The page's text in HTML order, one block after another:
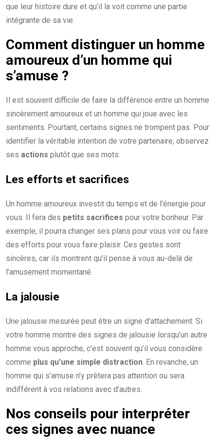
que leur histoire dure et qu’il la voit comme une partie
intégrante de sa vie.
Comment distinguer un homme
amoureux d’un homme qui
s’amuse ?
Il est souvent difficile de faire la différence entre un homme
sincèrement amoureux et un homme qui joue avec les
sentiments. Pourtant, certains signes ne trompent pas. Pour
identifier la véritable intention de votre partenaire, observez
ses actions plutôt que ses mots.
Les efforts et sacrifices
Un homme amoureux investit du temps et de l’énergie pour
vous. Il fera des petits sacrifices pour votre bonheur. Par
exemple, il pourra changer ses plans pour vous voir ou faire
des efforts pour vous faire plaisir. Ces gestes sont
sincères, car ils montrent qu’il pense à vous au-delà de
l’amusement momentané.
La jalousie
Une jalousie mesurée peut être un signe d’attachement. Si
votre homme montre des signes de jalousie lorsqu’un autre
homme vous approche, c’est souvent qu’il vous considère
comme plus qu’une simple distraction. En revanche, un
homme qui s’amuse n’y prêtera pas attention ou sera
indifférent à vos relations avec d’autres.
Nos conseils pour interpréter
ces signes avec nuance